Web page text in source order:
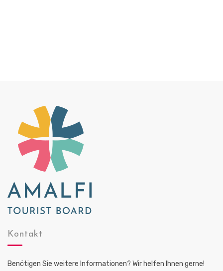
Kontakt
Benötigen Sie weitere Informationen? Wir helfen Ihnen gerne!